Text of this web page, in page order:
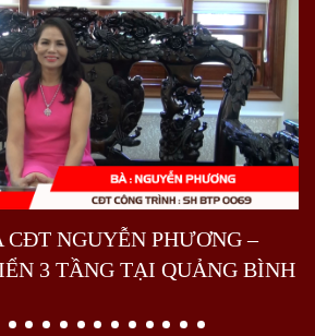
CĐT NGUYỄN PHƯƠNG –
3 TẦNG TẠI QUẢNG BÌNH